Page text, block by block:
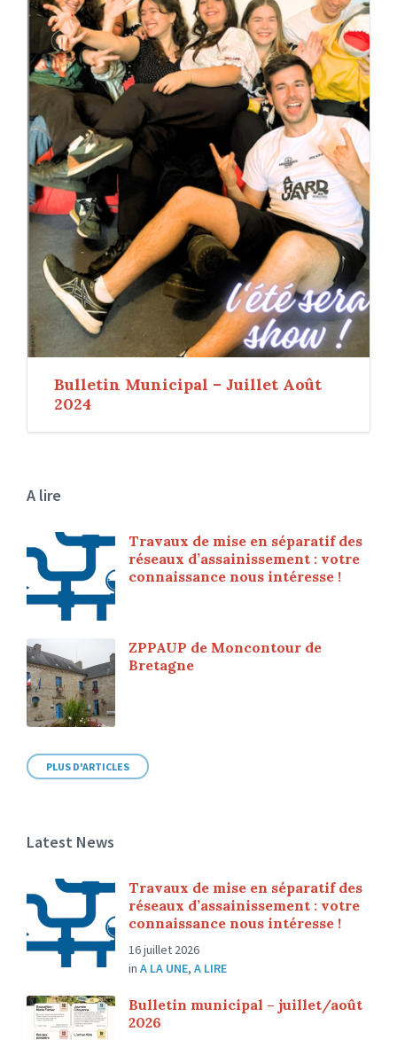
Bulletin Municipal – Juillet Août
2024
A lire
Travaux de mise en séparatif des
réseaux d’assainissement : votre
connaissance nous intéresse !
ZPPAUP de Moncontour de
Bretagne
PLUS D'ARTICLES
Latest News
Travaux de mise en séparatif des
réseaux d’assainissement : votre
connaissance nous intéresse !
16 juillet 2026
in A LA UNE, A LIRE
Bulletin municipal – juillet/août
2026